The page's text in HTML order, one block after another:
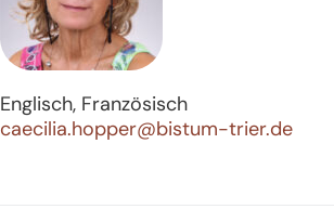
Englisch, Französisch
caecilia.hopper@bistum-trier.de